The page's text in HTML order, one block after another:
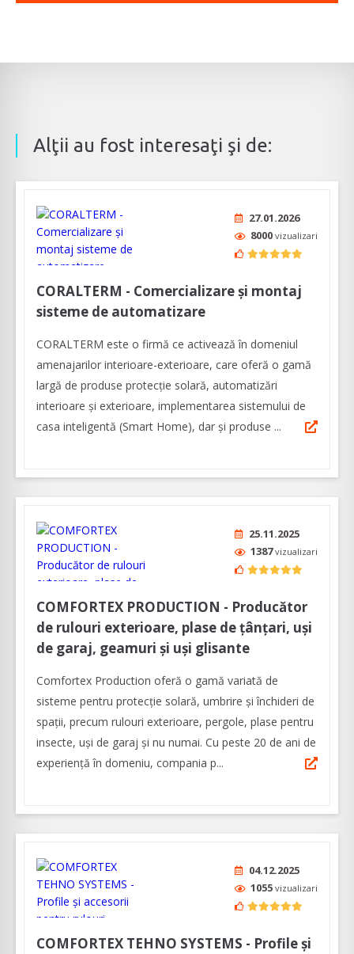
Alţii au fost interesaţi şi de:
27.01.2026
8000 vizualizari
CORALTERM - Comercializare și montaj
sisteme de automatizare
CORALTERM este o firmă ce activează în domeniul
amenajarilor interioare-exterioare, care oferă o gamă
largă de produse protecție solară, automatizări
interioare și exterioare, implementarea sistemului de
casa inteligentă (Smart Home), dar și produse ...
25.11.2025
1387vizualizari
COMFORTEX PRODUCTION - Producător
de rulouri exterioare, plase de țânțari, uși
de garaj, geamuri și uși glisante
Comfortex Production oferă o gamă variată de
sisteme pentru protecție solară, umbrire și închideri de
spații, precum rulouri exterioare, pergole, plase pentru
insecte, uşi de garaj şi nu numai. Cu peste 20 de ani de
experienţă în domeniu, compania p...
04.12.2025
1055 vizualizari
COMFORTEX TEHNO SYSTEMS - Profile și